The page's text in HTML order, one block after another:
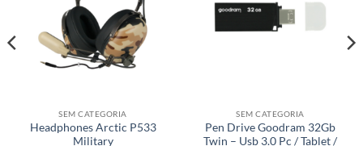
SEM CATEGORIA
Headphones Arctic P533
Military
SEM CATEGORIA
Pen Drive Goodram 32Gb
Twin – Usb 3.0 Pc / Tablet /